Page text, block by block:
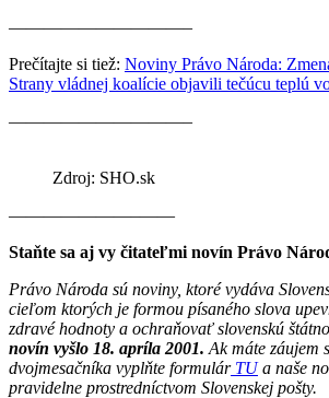
——————————–
Prečítajte si tiež: Noviny Právo Národa:
Strany vládnej koalície objavili tečúcu teplú
——————————–
Zdroj: SHO.sk
———————–——
Staňte sa aj vy čitateľmi novín Právo
Právo Národa sú noviny, ktoré vydáva
cieľom ktorých je formou písaného slova
zdravé hodnoty a ochraňovať slovenskú
novín vyšlo 18. apríla 2001. Ak máte záujem
dvojmesačníka vyplňte formulárTUa naše
pravidelne prostredníctvom Slovenskej pošty.